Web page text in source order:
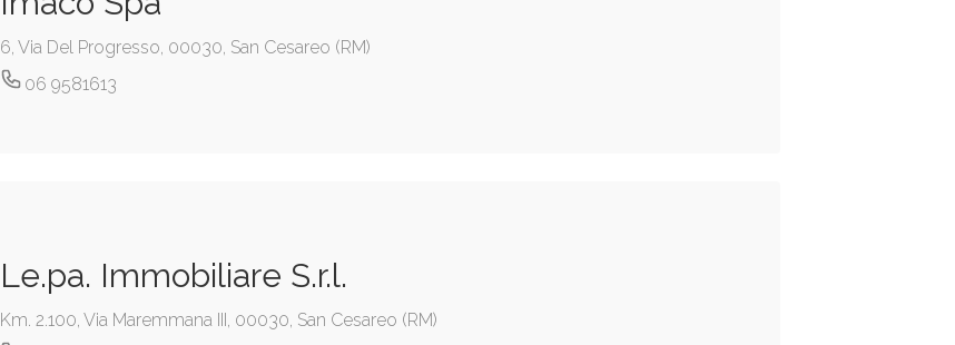
6, Via Del Progresso, 00030, San Cesareo (RM)
06 9581613
Le.pa. Immobiliare S.r.l.
Km. 2.100, Via Maremmana III, 00030, San Cesareo (RM)